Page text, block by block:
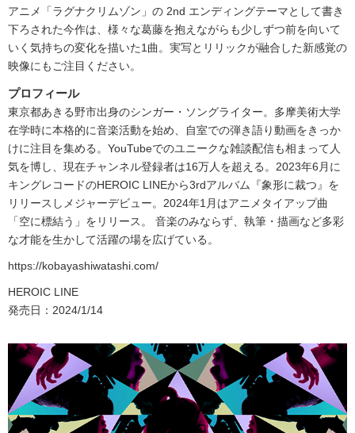
アニメ「ラグナクリムゾン」の 2nd エンディングテーマとして書き
下ろされた今作は、様々な葛藤を抱えながらも少しずつ前を向いて
いく気持ちの変化を描いた1曲。実写とリリックが融合した新感覚の
映像にもご注目ください。
プロフィール
東京都あきる野市出身のシンガー・ソングライター。多摩美術大学
在学時に本格的に音楽活動を始め、自室での弾き語り動画をきっか
けに注目を集める。YouTubeでのユニークな雑談配信も相まって人
気を博し、現在チャンネル登録者は16万人を超える。2023年6月に
キングレコードのHEROIC LINEから3rdアルバム『象形に裁つ』を
リリースしメジャーデビュー。2024年1月はアニメタイアップ曲
「空に標結う」をリリース。 音楽のみならず、執筆・描画など多彩
な才能を生かして活躍の場を広げている。
https://kobayashiwatashi.com/
HEROIC LINE
発売日：2024/1/14